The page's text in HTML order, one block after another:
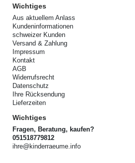
Wichtiges
Aus aktuellem Anlass
Kundeninformationen
schweizer Kunden
Versand & Zahlung
Impressum
Kontakt
AGB
Widerrufsrecht
Datenschutz
Ihre Rücksendung
Lieferzeiten
Wichtiges
Fragen, Beratung, kaufen?
051518779812
ihre@kinderraeume.info